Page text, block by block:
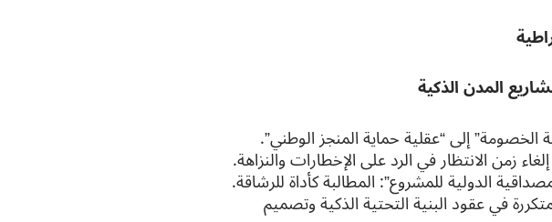
المدن الذكية
الخصومة” إلى “عقلية حماية المنجز الوطني”.
زمن الانتظار في الرد على الإخطارات والنزاهة.
الدولية للمشروع”: المطالبة كأداة للرشاقة.
في عقود البنية التحتية الذكية وتصميم